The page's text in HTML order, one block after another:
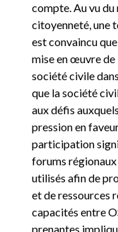
compte. Au vu
citoyenneté, une
est convaincu
mise en œuvre de
société civile
que la société
aux défis
pression en
participation
forums
utilisés afin de
et de ressources
capacités entre
prenantes